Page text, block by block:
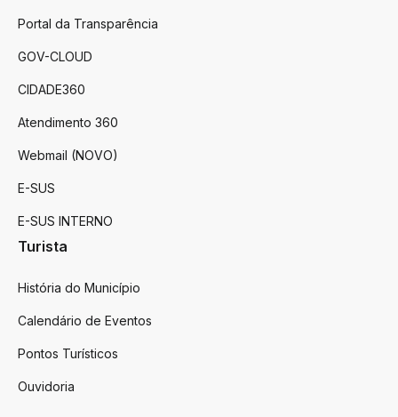
Portal da Transparência
GOV-CLOUD
CIDADE360
Atendimento 360
Webmail (NOVO)
E-SUS
E-SUS INTERNO
Turista
História do Município
Calendário de Eventos
Pontos Turísticos
Ouvidoria